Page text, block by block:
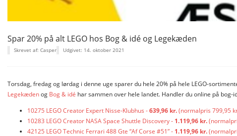
Spar 20% på alt LEGO hos Bog & idé og Legekæden
Skrevet af: Casper Udgivet: 14. oktober 2021
Torsdag, fredag og lørdag i denne uge sparer du hele 20% på hele LEGO-
Legekædenog Bog & idé har sammen over hele landet. Handler du online på
10275 LEGO Creator Expert Nisse-Klubhus -639,96 kr.(normalpris 799,95
10283 LEGO Creator NASA Space Shuttle Discovery - 1.119,96 kr.
42125 LEGO Technic Ferrari 488 Gte “Af Corse #51” - 1.119,96 kr.